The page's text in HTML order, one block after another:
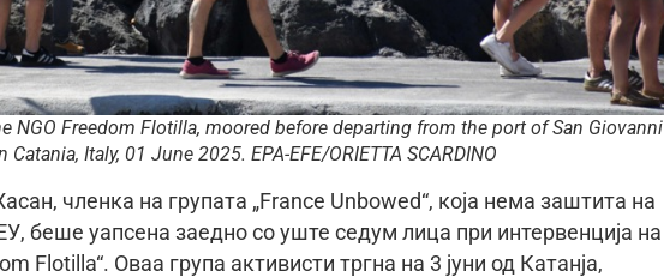
NGO Freedom Flotilla, moored before departing from the port of San Giovanni
Italy, 01 June 2025. EPA-EFE/ORIETTA SCARDINO
членка на групата „France Unbowed“, која нема заштита на
беше уапсена заедно со уште седум лица при интервенција на
Flotilla“. Оваа група активисти тргна на 3 јуни од Катанја,